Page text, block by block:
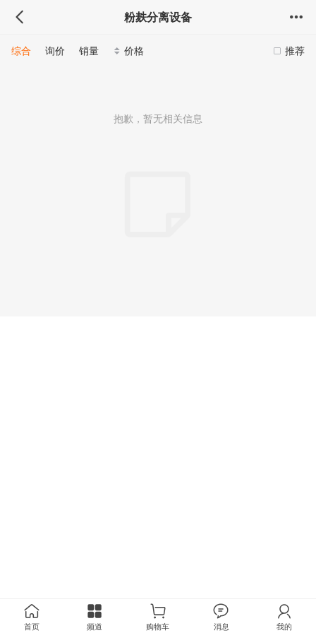
粉麸分离设备
推荐
综合 询价 销量 价格
抱歉，暂无相关信息
首页 频道 购物车 消息 我的